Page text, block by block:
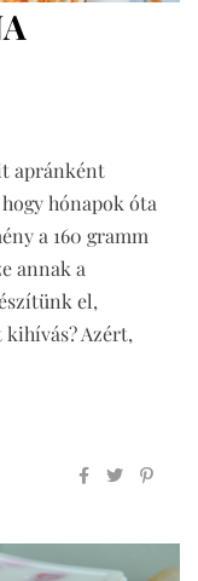
apránként
hónapok óta
a 160 gramm
annak a
el,
kihívás? Azért,